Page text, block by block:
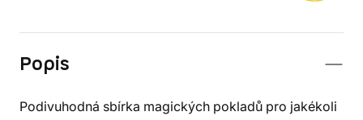
Popis
Podivuhodná sbírka magických pokladů pro jakékoli